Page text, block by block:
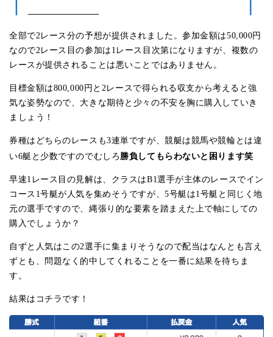
全部で2レース分の予想が提供されました。参加金額は50,000円
なので2レース目の参加は1レース目次第になりますが、複数の
レースが提供されることは悪いことではありません。
目標金額は800,000円と2レースで得られる収支から考えると強
気な姿勢なので、大きな期待と少々の不安を胸に購入していき
ましょう！
券種はどちらのレースも3連単ですが、競艇は競馬や競輪とは違
い6艇と少数ですのでむしろ 勝負してもらわないと困ります笑
早速1レース目の見解は、クラスはB1選手が主体のレースでイン
コース1号艇が人気を集めそうですが、5号艇は1号艇と同じく地
元の選手ですので、縄張り的な要素を踏まえた上で軸にしての
購入でしょうか？
自ずと人気はこの2選手に集まりそうなので配当はなんとも言え
ずとも、問題なく的中してくれることを一番に結果を待ちま
す。
結果はコチラです！